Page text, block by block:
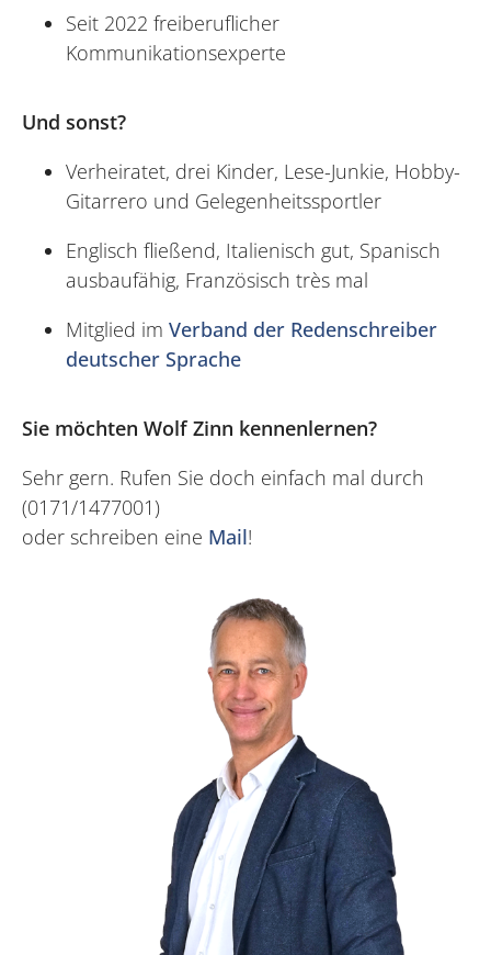
Seit 2022 freiberuflicher
Kommunikationsexperte
Und sonst?
Verheiratet, drei Kinder, Lese-Junkie, Hobby-
Gitarrero und Gelegenheitssportler
Englisch fließend, Italienisch gut, Spanisch
ausbaufähig, Französisch très mal
Mitglied im Verband der Redenschreiber
deutscher Sprache
Sie möchten Wolf Zinn kennenlernen?
Sehr gern. Rufen Sie doch einfach mal durch
(0171/1477001)
oder schreiben eine Mail!